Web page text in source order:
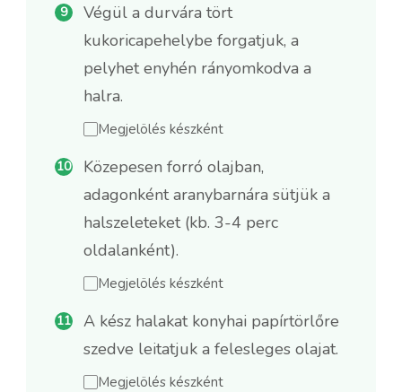
Végül a durvára tört
kukoricapehelybe forgatjuk, a
pelyhet enyhén rányomkodva a
halra.
Megjelölés készként
Közepesen forró olajban,
adagonként aranybarnára sütjük a
halszeleteket (kb. 3-4 perc
oldalanként).
Megjelölés készként
A kész halakat konyhai papírtörlőre
szedve leitatjuk a felesleges olajat.
Megjelölés készként